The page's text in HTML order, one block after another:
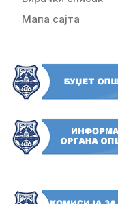
Мапа сајта